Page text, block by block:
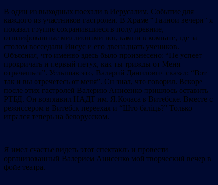
В один из выходных поехали в Иерусалим. Событие для
каждого из участников гастролей. В Храме “Тайной вечери” я
показал группе сохранившиеся в полу древние,
отшлифованные миллионами ног, камни в комнате, где за
столом восседали Иисус и его двенадцать учеников.
Объяснил, что именно здесь было произнесено: “Не успеет
прокричать и первый петух, как ты трижды от Меня
отречешься”. Услышав это, Валерий Данилович сказал: “Вот
так и вы отречетесь от меня”. Он знал, что говорил. Вскоре
после этих гастролей Валерию Анисенко пришлось оставить
РТБД. Он возглавил НАДТ им. Я.Коласа в Витебске. Вместе с
режиссером в Витебск переехал и “Што балiць?” Только
игрался теперь на белорусском.
Я имел счастье видеть этот спектакль и провести
организованный Валерием Анисенко мой творческий вечер в
фойе театра.